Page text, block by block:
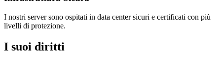
I nostri server sono ospitati in data center sicuri e certificati con più
livelli di protezione.
I suoi diritti